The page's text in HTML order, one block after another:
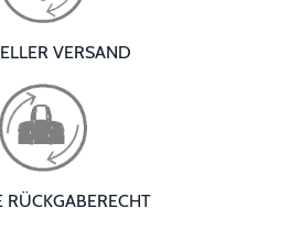
VERSAND
RÜCKGABERECHT